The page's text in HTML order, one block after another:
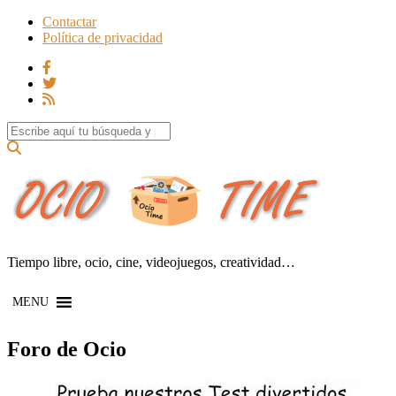
Contactar
Política de privacidad
Search for:
Tiempo libre, ocio, cine, videojuegos, creatividad…
MENU
Foro de Ocio